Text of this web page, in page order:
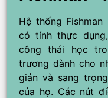
Hệ thống
có tính thực
công thái học
trương dành cho
giản và sang
của họ. Các nút